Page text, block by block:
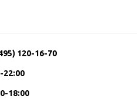
120-16-70
22:00
18:00